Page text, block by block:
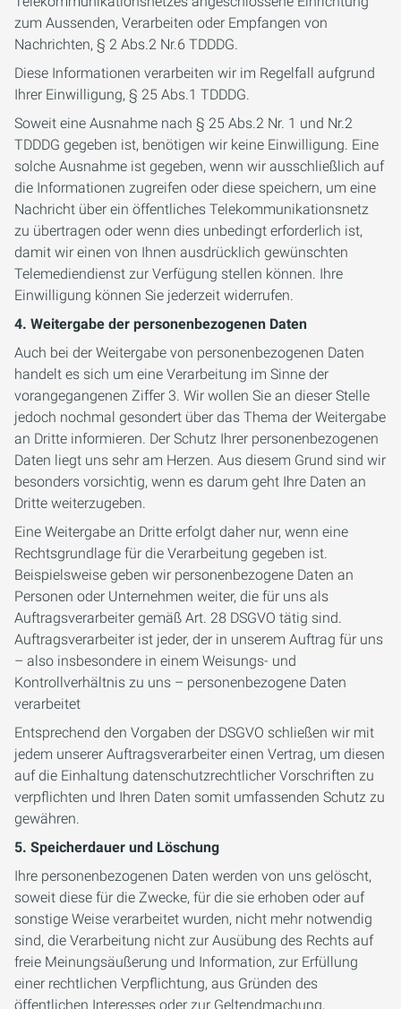
zum Aussenden, Verarbeiten oder Empfangen von
Nachrichten, § 2 Abs.2 Nr.6 TDDDG.
Diese Informationen verarbeiten wir im Regelfall aufgrund
Ihrer Einwilligung, § 25 Abs.1 TDDDG.
Soweit eine Ausnahme nach § 25 Abs.2 Nr. 1 und Nr.2
TDDDG gegeben ist, benötigen wir keine Einwilligung. Eine
solche Ausnahme ist gegeben, wenn wir ausschließlich auf
die Informationen zugreifen oder diese speichern, um eine
Nachricht über ein öffentliches Telekommunikationsnetz
zu übertragen oder wenn dies unbedingt erforderlich ist,
damit wir einen von Ihnen ausdrücklich gewünschten
Telemediendienst zur Verfügung stellen können. Ihre
Einwilligung können Sie jederzeit widerrufen.
4. Weitergabe der personenbezogenen Daten
Auch bei der Weitergabe von personenbezogenen Daten
handelt es sich um eine Verarbeitung im Sinne der
vorangegangenen Ziffer 3. Wir wollen Sie an dieser Stelle
jedoch nochmal gesondert über das Thema der Weitergabe
an Dritte informieren. Der Schutz Ihrer personenbezogenen
Daten liegt uns sehr am Herzen. Aus diesem Grund sind wir
besonders vorsichtig, wenn es darum geht Ihre Daten an
Dritte weiterzugeben.
Eine Weitergabe an Dritte erfolgt daher nur, wenn eine
Rechtsgrundlage für die Verarbeitung gegeben ist.
Beispielsweise geben wir personenbezogene Daten an
Personen oder Unternehmen weiter, die für uns als
Auftragsverarbeiter gemäß Art. 28 DSGVO tätig sind.
Auftragsverarbeiter ist jeder, der in unserem Auftrag für uns
– also insbesondere in einem Weisungs- und
Kontrollverhältnis zu uns – personenbezogene Daten
verarbeitet
Entsprechend den Vorgaben der DSGVO schließen wir mit
jedem unserer Auftragsverarbeiter einen Vertrag, um diesen
auf die Einhaltung datenschutzrechtlicher Vorschriften zu
verpflichten und Ihren Daten somit umfassenden Schutz zu
gewähren.
5. Speicherdauer und Löschung
Ihre personenbezogenen Daten werden von uns gelöscht,
soweit diese für die Zwecke, für die sie erhoben oder auf
sonstige Weise verarbeitet wurden, nicht mehr notwendig
sind, die Verarbeitung nicht zur Ausübung des Rechts auf
freie Meinungsäußerung und Information, zur Erfüllung
einer rechtlichen Verpflichtung, aus Gründen des
öffentlichen Interesses oder zur Geltendmachung,